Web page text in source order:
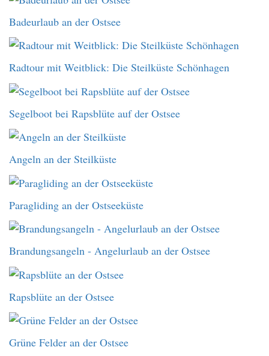
Badeurlaub an der Ostsee
Radtour mit Weitblick: Die Steilküste Schönhagen
Segelboot bei Rapsblüte auf der Ostsee
Angeln an der Steilküste
Paragliding an der Ostseeküste
Brandungsangeln - Angelurlaub an der Ostsee
Rapsblüte an der Ostsee
Grüne Felder an der Ostsee